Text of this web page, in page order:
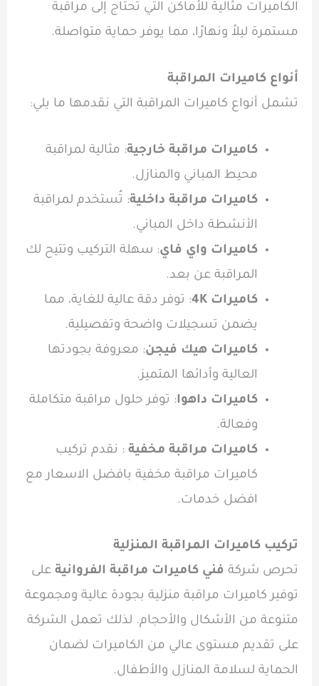
الكاميرات مثالية للأماكن التي تحتاج إلى مراقبة
مستمرة ليلاً ونهارًا، مما يوفر حماية متواصلة.
أنواع كاميرات المراقبة
تشمل أنواع كاميرات المراقبة التي نقدمها ما يلي:
كاميرات مراقبة خارجية: مثالية لمراقبة
محيط المباني والمنازل.
كاميرات مراقبة داخلية: تُستخدم لمراقبة
الأنشطة داخل المباني.
كاميرات واي فاي: سهلة التركيب وتتيح لك
المراقبة عن بعد.
كاميرات 4K
: توفر دقة عالية للغاية، مما
يضمن تسجيلات واضحة وتفصيلية.
كاميرات هيك فيجن: معروفة بجودتها
العالية وأدائها المتميز.
كاميرات داهوا: توفر حلول مراقبة متكاملة
وفعالة.
كاميرات مراقبة مخفية : نقدم تركيب
كاميرات مراقبة مخفية بافضل الاسعار مع
افضل خدمات.
تركيب كاميرات المراقبة المنزلية
تحرص شركة فني كاميرات مراقبة الفروانية على
توفير كاميرات مراقبة منزلية بجودة عالية ومجموعة
متنوعة من الأشكال والأحجام. لذلك تعمل الشركة
على تقديم مستوى عالي من الكاميرات لضمان
الحماية لسلامة المنازل والأطفال.